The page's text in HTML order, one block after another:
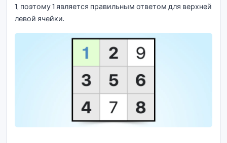
1, поэтому 1 является правильным ответом для верхней
левой ячейки.